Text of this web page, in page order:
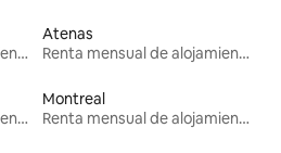
Renta mensual de alojamientos
Atenas
Renta mensual de alojamientos
Renta mensual de alojamientos
Montreal
Renta mensual de alojamientos